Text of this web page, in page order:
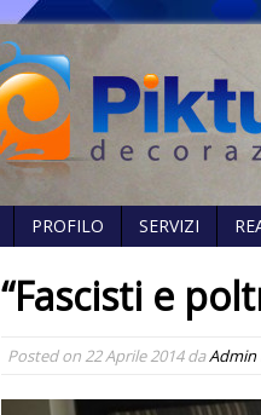
PROFILO SERVIZI
“Fascisti e
Posted on 22 Aprile 2014daAdmin